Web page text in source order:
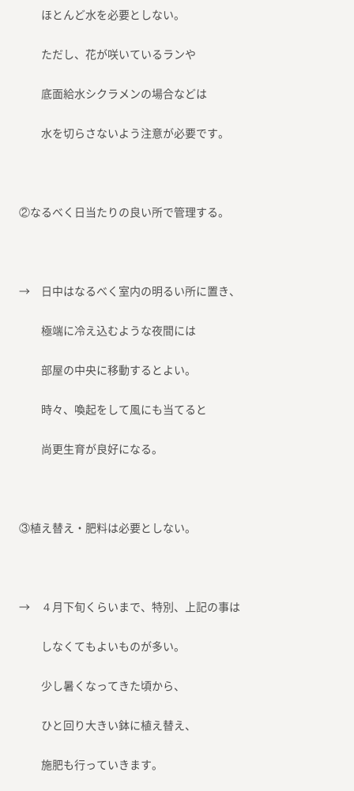
ほとんど水を必要としない。
ただし、花が咲いているランや
底面給水シクラメンの場合などは
水を切らさないよう注意が必要です。
②なるべく日当たりの良い所で管理する。
→ 日中はなるべく室内の明るい所に置き、
極端に冷え込むような夜間には
部屋の中央に移動するとよい。
時々、喚起をして風にも当てると
尚更生育が良好になる。
③植え替え・肥料は必要としない。
→ ４月下旬くらいまで、特別、上記の事は
しなくてもよいものが多い。
少し暑くなってきた頃から、
ひと回り大きい鉢に植え替え、
施肥も行っていきます。